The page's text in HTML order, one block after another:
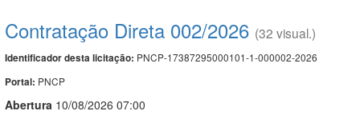
Contratação Direta 002/2026 (32 visual.)
Identificador desta licitação: PNCP-17387295000101-1-000002-2026
Portal: PNCP
Abertura 10/08/2026 07:00